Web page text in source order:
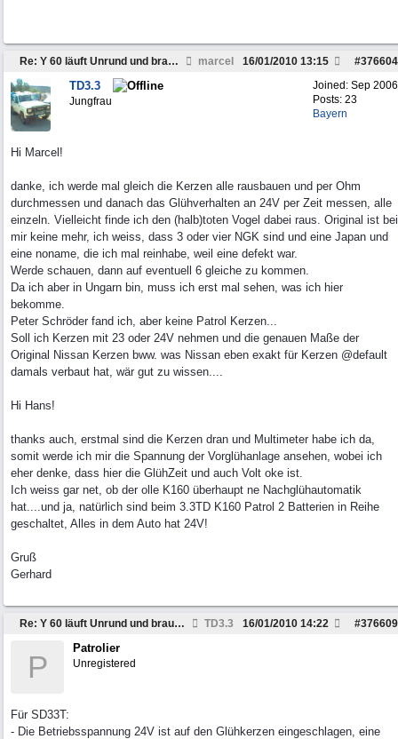
Re: Y 60 läuft Unrund und braucht viel Sprit marcel #376604
16/01/2010 13:15
Joined: Sep 2006
Posts: 23
Bayern
TD3.3
Jungfrau
Hi Marcel!
danke, ich werde mal gleich die Kerzen alle rausbauen und per Ohm
durchmessen und danach das Glühverhalten an 24V per Zeit messen, alle
einzeln. Vielleicht finde ich den (halb)toten Vogel dabei raus. Original ist bei
mir keine mehr, ich weiss, dass 3 oder vier NGK sind und eine Japan und
eine noname, die ich mal reinhabe, weil eine defekt war.
Werde schauen, dann auf eventuell 6 gleiche zu kommen.
Da ich aber in Ungarn bin, muss ich erst mal sehen, was ich hier
bekomme.
Peter Schröder fand ich, aber keine Patrol Kerzen...
Soll ich Kerzen mit 23 oder 24V nehmen und die genauen Maße der
Original Nissan Kerzen bww. was Nissan eben exakt für Kerzen @default
damals verbaut hat, wär gut zu wissen....
Hi Hans!
thanks auch, erstmal sind die Kerzen dran und Multimeter habe ich da,
somit werde ich mir die Spannung der Vorglühanlage ansehen, wobei ich
eher denke, dass hier die GlühZeit und auch Volt oke ist.
Ich weiss gar net, ob der olle K160 überhaupt ne Nachglühautomatik
hat....und ja, natürlich sind beim 3.3TD K160 Patrol 2 Batterien in Reihe
geschaltet, Alles in dem Auto hat 24V!
Gruß
Gerhard
Re: Y 60 läuft Unrund und braucht viel Sprit TD3.3 #376609
16/01/2010 14:22
P
Patrolier
Unregistered
Für SD33T:
- Die Betriebsspannung 24V ist auf den Glühkerzen eingeschlagen, eine